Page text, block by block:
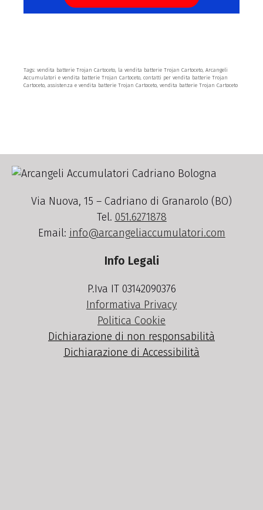
Tags: vendita batterie Trojan Cartoceto, la vendita batterie Trojan Cartoceto, Arcangeli
Accumulatori e vendita batterie Trojan Cartoceto, contatti per vendita batterie Trojan
Cartoceto, assistenza e vendita batterie Trojan Cartoceto, vendita batterie Trojan Cartoceto
Via Nuova, 15 – Cadriano di Granarolo (BO)
Tel. 051.6271878
Email: info@arcangeliaccumulatori.com
Info Legali
P.Iva IT 03142090376
Informativa Privacy
Politica Cookie
Dichiarazione di non responsabilità
Dichiarazione di Accessibilità